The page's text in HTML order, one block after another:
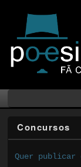
Concursos
Quer publicar